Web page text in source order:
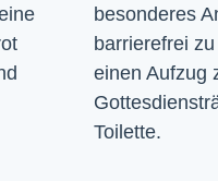
besonderes
barrierefrei
einen Aufzug
Toilette.